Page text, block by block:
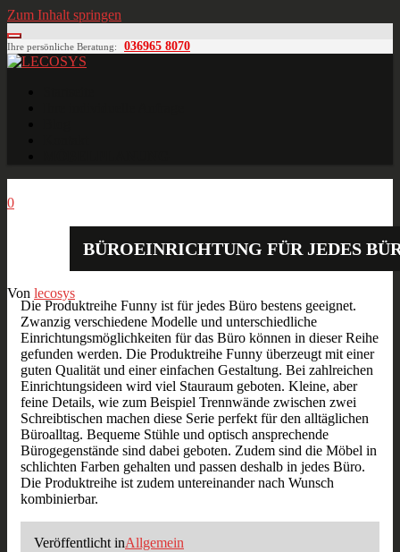
Zum Inhalt springen
Ihre persönliche Beratung: 036965 8070
0
BÜROEINRICHTUNG FÜR JEDES
Von lecosys
Die Produktreihe Funny ist für jedes Büro bestens geeignet.
Zwanzig verschiedene Modelle und unterschiedliche
Einrichtungsmöglichkeiten für das Büro können in dieser Reihe
gefunden werden. Die Produktreihe Funny überzeugt mit einer
guten Qualität und einer einfachen Gestaltung. Bei zahlreichen
Einrichtungsideen wird viel Stauraum geboten. Kleine, aber
feine Details, wie zum Beispiel Trennwände zwischen zwei
Schreibtischen machen diese Serie perfekt für den alltäglichen
Büroalltag. Bequeme Stühle und optisch ansprechende
Bürogegenstände sind dabei geboten. Zudem sind die Möbel in
schlichten Farben gehalten und passen deshalb in jedes Büro.
Die Produktreihe ist zudem untereinander nach Wunsch
kombinierbar.
Veröffentlicht inAllgemein